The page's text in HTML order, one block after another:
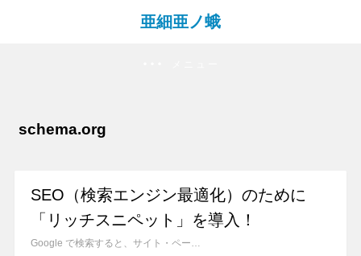
亜細亜ノ蛾
schema.org
SEO（検索エンジン最適化）のために
「リッチスニペット」を導入！
Google で検索すると、サイト・ペー…